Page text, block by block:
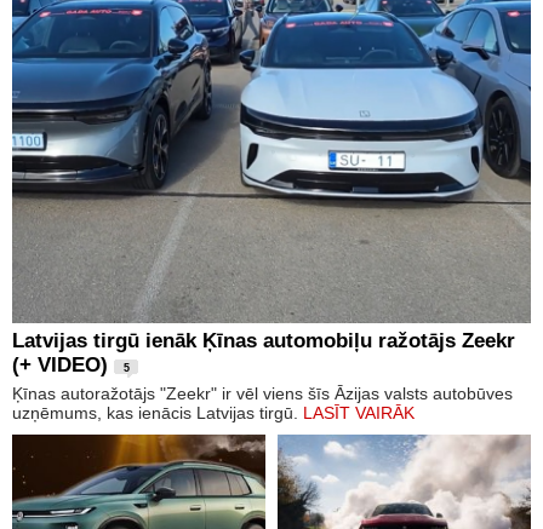
Latvijas tirgū ienāk Ķīnas automobiļu ražotājs Zeekr
(+ VIDEO)
5
Ķīnas autoražotājs "Zeekr" ir vēl viens šīs Āzijas valsts autobūves
uzņēmums, kas ienācis Latvijas tirgū. LASĪT VAIRĀK